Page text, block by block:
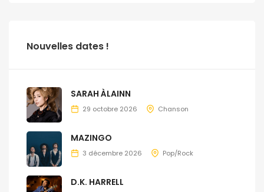
Nouvelles dates !
SARAH ÀLAINN
29 octobre 2026 Chanson
MAZINGO
3 décembre 2026 Pop/Rock
D.K. HARRELL